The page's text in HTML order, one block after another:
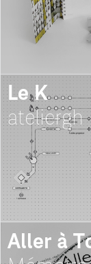
Le K
ateliergh
Aller à